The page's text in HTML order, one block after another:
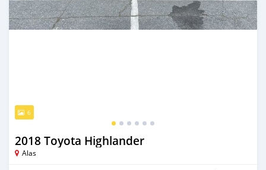
6
2018 Toyota Highlander
Alas